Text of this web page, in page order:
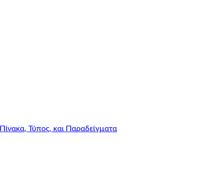
Τύπος, και Παραδείγματα